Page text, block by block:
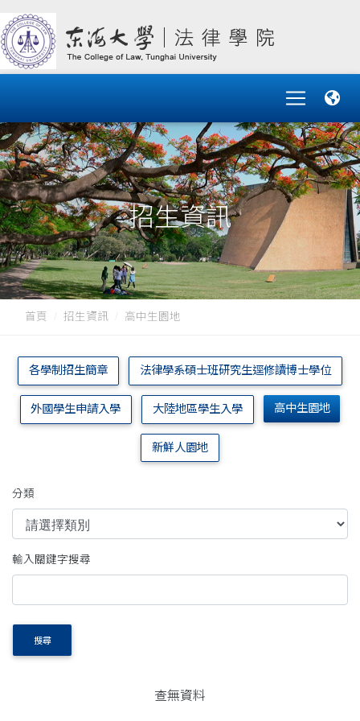
招生資訊
首頁 招生資訊 高中生園地
各學制招生簡章 法律學系碩士班研究生逕修讀博士學位
外國學生申請入學 大陸地區學生入學 高中生園地
新鮮人園地
分類
輸入關鍵字搜尋
搜尋
查無資料